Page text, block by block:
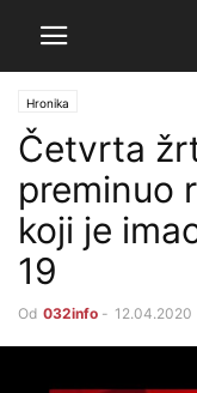
Hronika
Četvrta
preminuo
koji je
19
Od 032info - 12.04.2020